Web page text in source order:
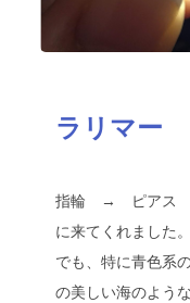
ラリマー
指輪 → ピアス →
に来てくれました
でも、特に青色系
の美しい海のよう